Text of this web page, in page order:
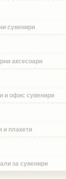
сувенири
аксесоари
и офис сувенири
и плакети
за сувенири